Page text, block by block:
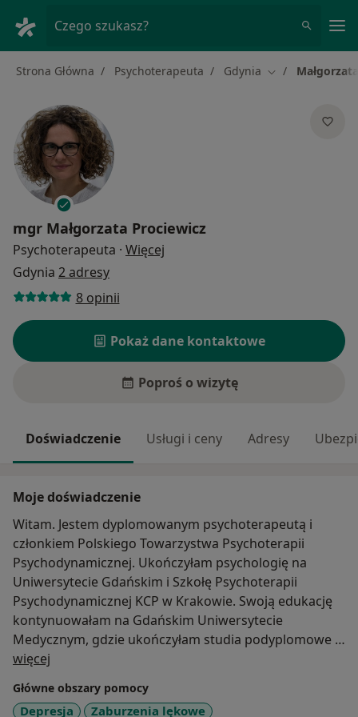
Czego szukasz?
Strona Główna Psychoterapeuta Gdynia Zmień miasto
mgr Małgorzata Prociewicz
Psychoterapeuta · Więcej
Gdynia 2 adresy
8 opinii
Pokaż dane kontaktowe
Poproś o wizytę
Doświadczenie Usługi i ceny Adresy
Moje doświadczenie
Witam. Jestem dyplomowanym psychoterapeutą i
członkiem Polskiego Towarzystwa Psychoterapii
Psychodynamicznej. Ukończyłam psychologię na
Uniwersytecie Gdańskim i Szkołę Psychoterapii
Psychodynamicznej KCP w Krakowie. Swoją edukację
kontynuowałam na Gdańskim Uniwersytecie
Medycznym, gdzie ukończyłam studia podyplomowe z
zakresu psychologii klinicznej. Pracuję z młodzieżą i
osobami dorosłymi od 2002 roku. Pomagam osobom
cierpiącym z powodu depresji, zaburzeń lękowych,
więcej
Główne obszary pomocy
Depresja
Zaburzenia lękowe